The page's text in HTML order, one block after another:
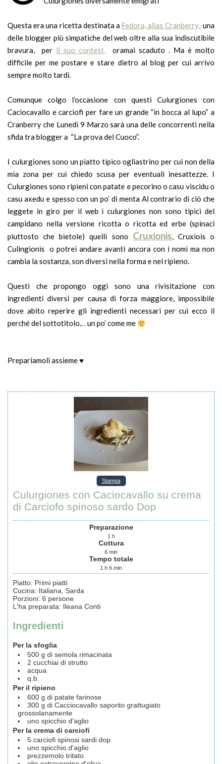
Questa era una ricetta destinata a Fedora, alias Cranberry, una
delle blogger più simpatiche del web oltre alla sua indiscutibile
bravura, per il suo contest, oramai scaduto . Ma è molto
difficile per me postare e stare dietro al blog per cui arrivo
sempre molto tardi.
Comunque colgo l’occasione con questi Culurgiones con
Caciocavallo e carciofi per fare un grande “in bocca al lupo” a
Cranberry che Lunedì 9 Marzo sarà una delle concorrenti nella
sfida tra blogger a “La prova del Cuoco”.
I culurgiones sono un piatto tipico ogliastrino per cui non della
mia zona per cui chiedo scusa per eventuali inesattezze. I
Culurgiones sono ripieni con patate e pecorino o casu viscidu o
casu axedu e spesso con un po’ di menta Al contrario di ciò che
leggete in giro per il web i culurgiones non sono tipici del
campidano nella versione ricotta o ricotta ed erbe (spinaci
piuttosto che bietole) quelli sono Cruxionis, Cruxiois o
Culingionis o potrei andare avanti ancora con i nomi ma non
cambia la sostanza, son diversi nella forma e nel ripieno.
Questi che propongo oggi sono una rivisitazione con
ingredienti diversi per causa di forza maggiore, impossibile
dove abito reperire gli ingredienti necessari per cui ecco il
perché del sottotitolo.. . un po’ come me
Prepariamoli assieme ♥
Stampa
Culurgiones con Caciocavallo su crema
di Carciofo spinoso sardo Dop
Preparazione
1 h
Cottura
6 min
Tempo totale
1 h 6 min
Piatto: Primi piatti
Cucina: Italiana, Sarda
Porzioni: 6 persone
L'ha preparata: Ileana Conti
Ingredienti
Per la sfoglia
500 g di semola rimacinata
2 cucchiai di strutto
acqua
q.b.
Per il ripieno
600 g di patate farinose
300 g di Cacciocavallo saporito grattugiato
grossolanamente
uno spicchio d'aglio
Per la crema di carciofi
5 carciofi spinosi sardi dop
uno spicchio d'aglio
prezzemolo tritato